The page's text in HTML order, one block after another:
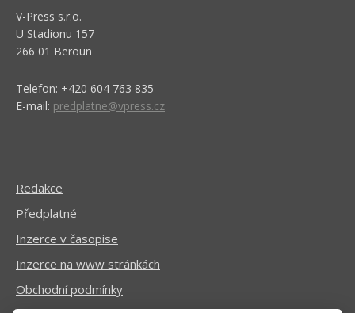
V-Press s.r.o.
U Stadionu 157
266 01 Beroun
Telefon: +420 604 763 835
E-mail: predplatne@vpress.cz
Redakce
Předplatné
Inzerce v časopise
Inzerce na www stránkách
Obchodní podmínky